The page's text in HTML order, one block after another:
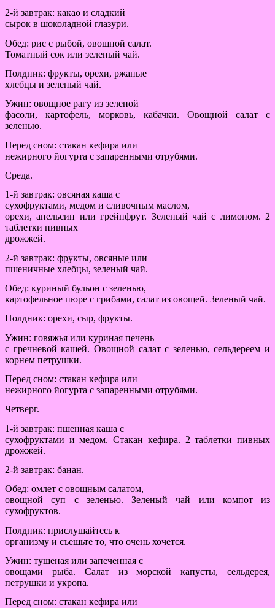
2-й завтрак: какао и сладкий
сырок в шоколадной глазури.
Обед: рис с рыбой, овощной салат.
Томатный сок или зеленый чай.
Полдник: фрукты, орехи, ржаные
хлебцы и зеленый чай.
Ужин: овощное рагу из зеленой
фасоли, картофель, морковь, кабачки. Овощной салат с
зеленью.
Перед сном: стакан кефира или
нежирного йогурта с запаренными отрубями.
Среда.
1-й завтрак: овсяная каша с
сухофруктами, медом и сливочным маслом,
орехи, апельсин или грейпфрут. Зеленый чай с лимоном. 2
таблетки пивных
дрожжей.
2-й завтрак: фрукты, овсяные или
пшеничные хлебцы, зеленый чай.
Обед: куриный бульон с зеленью,
картофельное пюре с грибами, салат из овощей. Зеленый чай.
Полдник: орехи, сыр, фрукты.
Ужин: говяжья или куриная печень
с гречневой кашей. Овощной салат с зеленью, сельдереем и
корнем петрушки.
Перед сном: стакан кефира или
нежирного йогурта с запаренными отрубями.
Четверг.
1-й завтрак: пшенная каша с
сухофруктами и медом. Стакан кефира. 2 таблетки пивных
дрожжей.
2-й завтрак: банан.
Обед: омлет с овощным салатом,
овощной суп с зеленью. Зеленый чай или компот из
сухофруктов.
Полдник: прислушайтесь к
организму и съешьте то, что очень хочется.
Ужин: тушеная или запеченная с
овощами рыба. Салат из морской капусты, сельдерея,
петрушки и укропа.
Перед сном: стакан кефира или